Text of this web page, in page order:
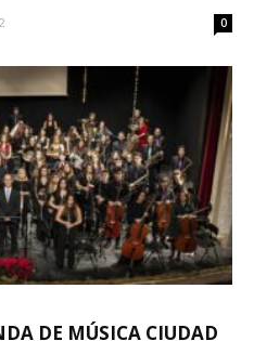
0
DE MÚSICA CIUDAD